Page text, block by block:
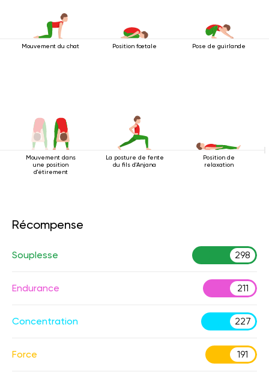
Mouvement du chat Position fœtale Pose de guirlande
Mouvement dans
une position
d'étirement
La posture de fente
du fils d'Anjana
Position de
relaxation
Récompense
Souplesse 298
Endurance 211
Concentration 227
Force 191